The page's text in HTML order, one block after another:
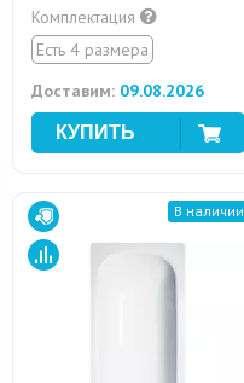
Комплектация
Есть 4 размера
Доставим: 09.08.2026
В наличии